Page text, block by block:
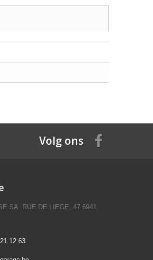
Volg ons
SA, RUE DE LIEGE, 47 6941
12 63